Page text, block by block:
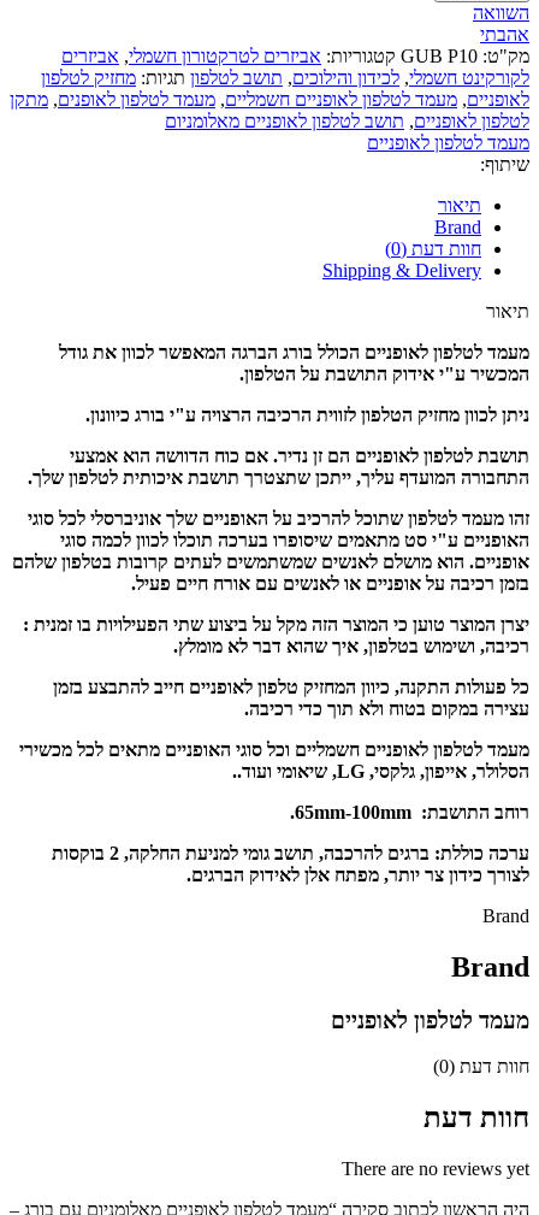
השוואה
אהבתי
מק"ט: GUB P10 קטגוריות: אביזרים לטרקטורון חשמלי, אביזרים
לקורקינט חשמלי, לכידון והילוכים, תושב לטלפון תגיות: מחזיק לטלפון
לאופניים, מעמד לטלפון לאופניים חשמליים, מעמד לטלפון לאופנים, מתקן
לטלפון לאופניים, תושב לטלפון לאופניים מאלומניום
מעמד לטלפון לאופניים
שיתוף:
תיאור
Brand
חוות דעת (0)
Shipping & Delivery
תיאור
מעמד לטלפון לאופניים הכולל בורג הברגה המאפשר לכוון את גודל
המכשיר ע"י אידוק התושבת על הטלפון.
ניתן לכוון מחזיק הטלפון לזווית הרכיבה הרצויה ע"י בורג כיוונון.
תושבת לטלפון לאופניים הם זן נדיר. אם כוח הדוושה הוא אמצעי
התחבורה המועדף עליך, ייתכן שתצטרך תושבת איכותית לטלפון שלך.
זהו מעמד לטלפון שתוכל להרכיב על האופניים שלך אוניברסלי לכל סוגי
האופניים ע"י סט מתאמים שיסופרו בערכה תוכלו לכוון לכמה סוגי
אופניים. הוא מושלם לאנשים שמשתמשים לעתים קרובות בטלפון שלהם
בזמן רכיבה על אופניים או לאנשים עם אורח חיים פעיל.
יצרן המוצר טוען כי המוצר הזה מקל על ביצוע שתי הפעילויות בו זמנית :
רכיבה, ושימוש בטלפון, איך שהוא דבר לא מומלץ.
כל פעולות התקנה, כיוון המחזיק טלפון לאופניים חייב להתבצע בזמן
עצירה במקום בטוח ולא תוך כדי רכיבה.
מעמד לטלפון לאופניים חשמליים וכל סוגי האופניים מתאים לכל מכשירי
הסלולר, אייפון, גלקסי, LG, שיאומי ועוד..
רוחב התושבת: 65mm-100mm.
ערכה כוללת: ברגים להרכבה, תושב גומי למניעת החלקה, 2 בוקסות
לצורך כידון צר יותר, מפתח אלן לאידוק הברגים.
Brand
Brand
מעמד לטלפון לאופניים
חוות דעת (0)
חוות דעת
There are no reviews yet
היה הראשון לכתוב סקירה “מעמד לטלפון לאופניים מאלומניום עם בורג –